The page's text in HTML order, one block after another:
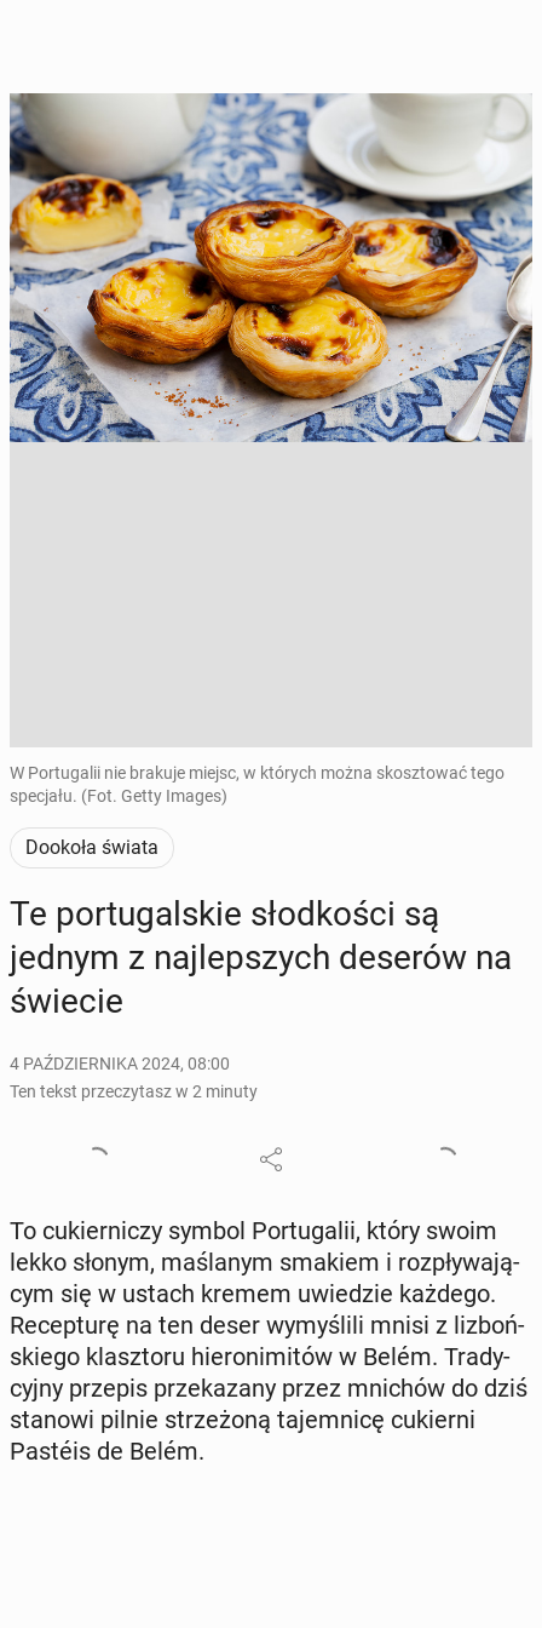
W Portugalii nie brakuje miejsc, w których można skosztować tego
specjału. (Fot. Getty Images)
Dookoła świata
Te por­tu­gal­skie słod­ko­ści są
jednym z naj­lep­szych deserów na
świecie
4 PAŹDZIERNIKA 2024, 08:00
Ten tekst przeczytasz w 2 minuty
To cu­kier­ni­czy symbol Por­tu­ga­lii, który swoim
lekko słonym, ma­śla­nym smakiem i roz­pły­wa­ją­
cym się w ustach kremem uwie­dzie każdego.
Re­cep­tu­rę na ten deser wy­my­śli­li mnisi z li­zboń­
skie­go klasz­to­ru hie­ro­ni­mi­tów w Belém. Tra­dy­
cyj­ny przepis prze­ka­za­ny przez mnichów do dziś
stanowi pilnie strze­żo­ną ta­jem­ni­cę cu­kier­ni
Pastéis de Belém.